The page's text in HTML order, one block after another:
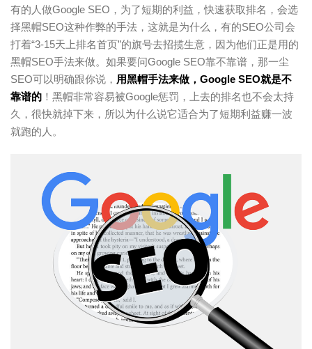
有的人做Google SEO，为了短期的利益，快速获取排名，会选
择黑帽SEO这种作弊的手法，这就是为什么，有的SEO公司会
打着“3-15天上排名首页”的旗号去招揽生意，因为他们正是用的
黑帽SEO手法来做。如果要问Google SEO靠不靠谱，那一尘
SEO可以明确跟你说， 用黑帽手法来做，Google SEO就是不
靠谱的 ！黑帽非常容易被Google惩罚，上去的排名也不会太持
久，很快就掉下来，所以为什么说它适合为了短期利益赚一波
就跑的人。